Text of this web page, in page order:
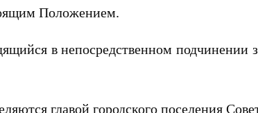
Положением.
в непосредственном подчинении
главой городского поселения